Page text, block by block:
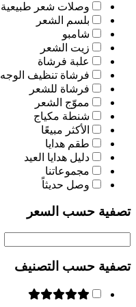
وصلات شعر طبيعية
بلسم الشعر
شامبو
زيت الشعر
علبة فرشاة
فرشاة تنظيف الوجه
فرشاة للشعر
مموّج الشعر
شنطة مكياج
الأكثر مبيعًا
طقم هدايا
دليل هدايا العيد
مجموعاتنا
وصل حديثاً
تصفية حسب السعر
تصفية حسب التصنيف